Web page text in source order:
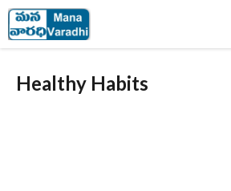
Skip
to
content
Healthy Habits